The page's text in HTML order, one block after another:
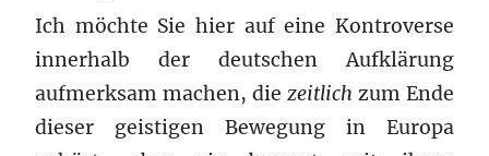
Ich möchte Sie hier auf eine Kontroverse
innerhalb der deutschen Aufklärung
aufmerksam machen, die zeitlich zum Ende
dieser geistigen Bewegung in Europa